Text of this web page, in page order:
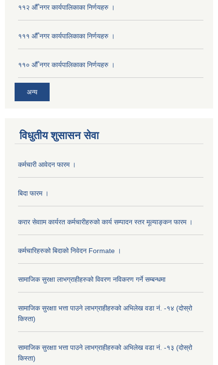
११२ औँ नगर कार्यपालिकाका निर्णयहरु ।
१११ औँ नगर कार्यपालिकाका निर्णयहरु ।
११० औँ नगर कार्यपालिकाका निर्णयहरु ।
अन्य
विधुतीय शुसासन सेवा
कर्मचारी आवेदन फारम ।
बिदा फारम ।
करार सेवााम कार्यरत कर्मचारीहरुको कार्य सम्पादन स्तर मूल्याङ्कन फारम ।
कर्मचारिहरुको बिदाको निवेदन Formate ।
सामाजिक सुरक्षा लाभग्राहीहरुको विवरण नविकरण गर्ने सम्बन्धमा
सामाजिक सुरक्षाा भत्ता पाउने लाभग्राहीहरुको अभिलेख वडा नं. -१४ (दोस्रो
किस्ता)
सामाजिक सुरक्षाा भत्ता पाउने लाभग्राहीहरुको अभिलेख वडा नं. -१३ (दोस्रो
किस्ता)